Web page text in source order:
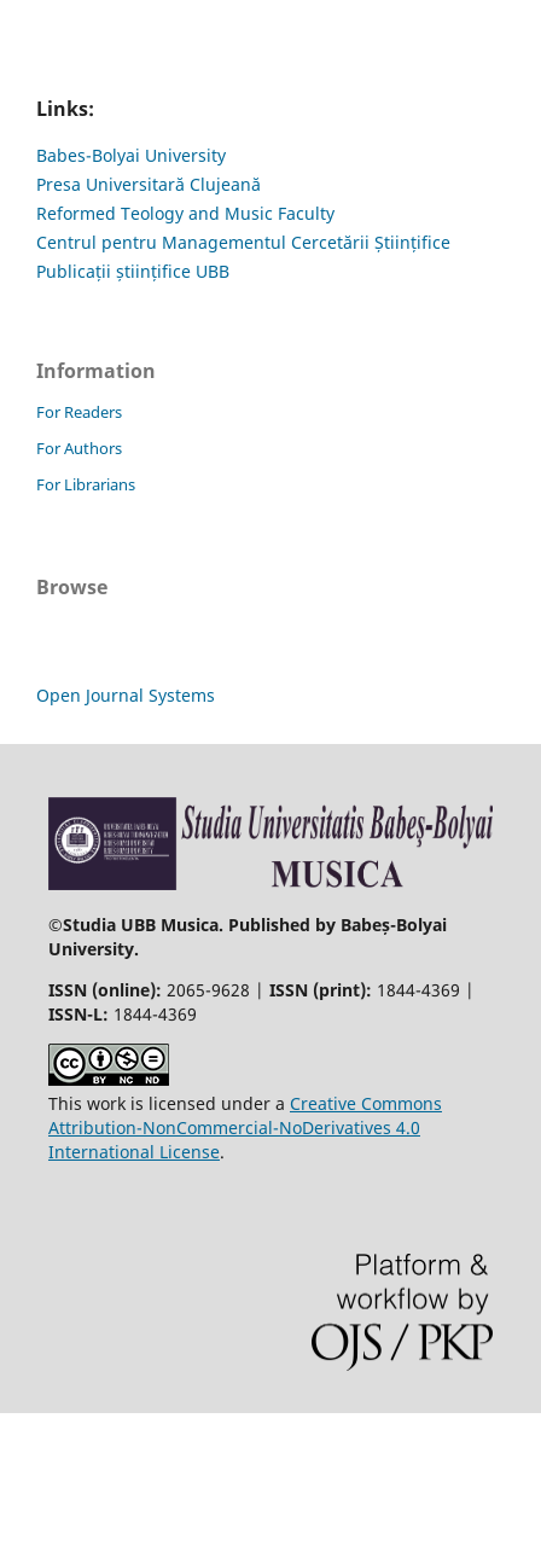
Links:
Babes-Bolyai University
Presa Universitară Clujeană
Reformed Teology and Music Faculty
Centrul pentru Managementul Cercetării Științifice
Publicații științifice UBB
Information
For Readers
For Authors
For Librarians
Browse
Open Journal Systems
©Studia UBB Musica. Published by Babeș-Bolyai
University.
ISSN (online): 2065-9628 | ISSN (print): 1844-4369 |
ISSN-L: 1844-4369
This work is licensed under a Creative Commons
Attribution-NonCommercial-NoDerivatives 4.0
International License.